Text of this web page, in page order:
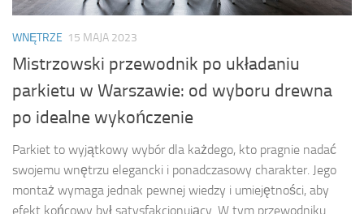
WNĘTRZE 15 MAJA 2023
Mistrzowski przewodnik po układaniu
parkietu w Warszawie: od wyboru drewna
po idealne wykończenie
Parkiet to wyjątkowy wybór dla każdego, kto pragnie nadać
swojemu wnętrzu elegancki i ponadczasowy charakter. Jego
montaż wymaga jednak pewnej wiedzy i umiejętności, aby
efekt końcowy był satysfakcjonujący. W tym przewodniku